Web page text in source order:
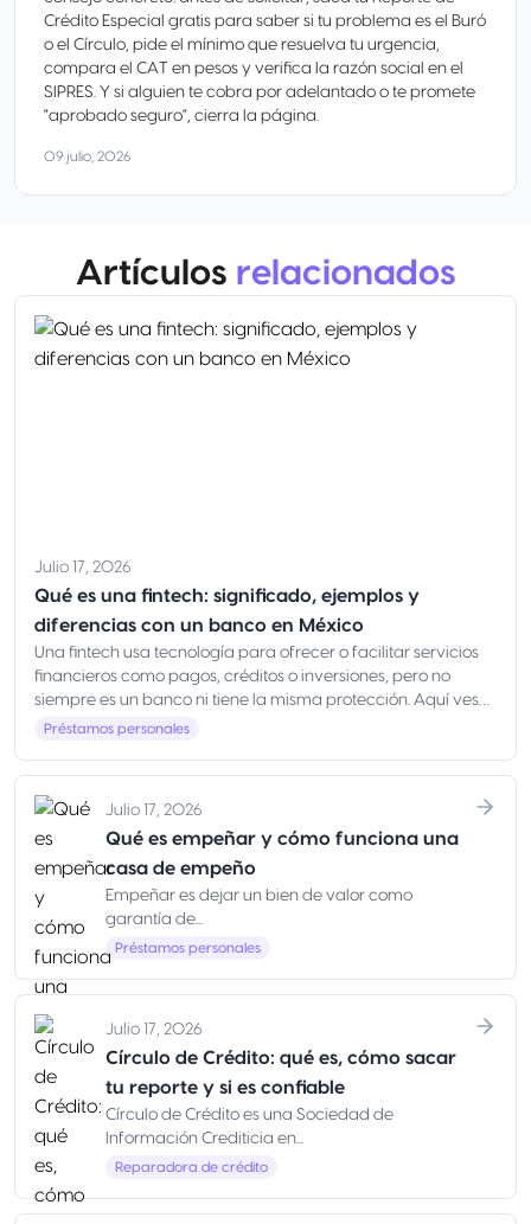
Crédito Especial gratis para saber si tu problema es el Buró
o el Círculo, pide el mínimo que resuelva tu urgencia,
compara el CAT en pesos y verifica la razón social en el
SIPRES. Y si alguien te cobra por adelantado o te promete
"aprobado seguro", cierra la página.
09 julio, 2026
Artículos relacionados
Julio 17, 2026
Qué es una fintech: significado, ejemplos y
diferencias con un banco en México
Una fintech usa tecnología para ofrecer o facilitar servicios
financieros como pagos, créditos o inversiones, pero no
siempre es un banco ni tiene la misma protección. Aquí ves
qué es, ejemplos y cómo elegir con seguridad en México
Préstamos personales
Julio 17, 2026
Qué es empeñar y cómo funciona una
casa de empeño
Empeñar es dejar un bien de valor como
garantía de...
Préstamos personales
Julio 17, 2026
Círculo de Crédito: qué es, cómo sacar
tu reporte y si es confiable
Círculo de Crédito es una Sociedad de
Información Crediticia en...
Reparadora de crédito